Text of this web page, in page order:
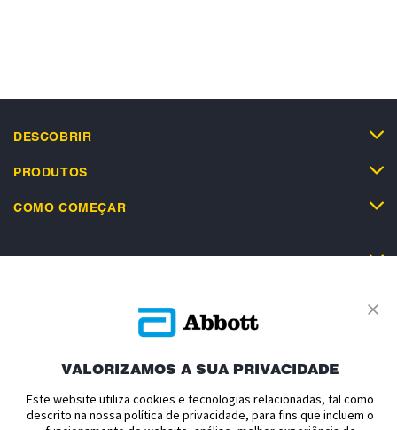
DESCOBRIR
PRODUTOS
COMO COMEÇAR
SUPORTE
Termos e Condições de Venda
Politica de cookies
VALORIZAMOS A SUA PRIVACIDADE
Este website utiliza cookies e tecnologias relacionadas, tal como
descrito na nossa política de privacidade, para fins que incluem o